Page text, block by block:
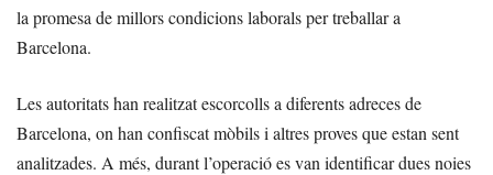
la promesa de millors condicions laborals per treballar a
Barcelona.
Les autoritats han realitzat escorcolls a diferents adreces de
Barcelona, on han confiscat mòbils i altres proves que estan sent
analitzades. A més, durant l’operació es van identificar dues noies